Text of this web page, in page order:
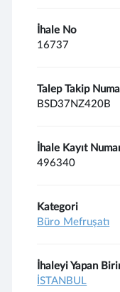
İhale No
16737
Talep Takip
BSD37NZ420B
İhale Kayıt
496340
Kategori
Büro Mefruşatı
İhaleyi Yapan
İSTANBUL